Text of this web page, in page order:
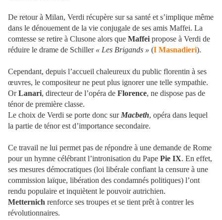
De retour à Milan, Verdi récupère sur sa santé et s’implique même
dans le dénouement de la vie conjugale de ses amis Maffei. La
comtesse se retire à Clusone alors que Maffei propose à Verdi de
réduire le drame de Schiller « Les Brigands » (I Masnadieri).
Cependant, depuis l’accueil chaleureux du public florentin à ses
œuvres, le compositeur ne peut plus ignorer une telle sympathie.
OrLanari, directeur de l’opéra de Florence, ne dispose pas de
ténor de première classe.
Le choix de Verdi se porte donc sur Macbeth, opéra dans lequel
la partie de ténor est d’importance secondaire.
Ce travail ne lui permet pas de répondre à une demande de Rome
pour un hymne célébrant l’intronisation du Pape Pie IX. En effet,
ses mesures démocratiques (loi libérale confiant la censure à une
commission laïque, libération des condamnés politiques) l’ont
rendu populaire et inquiètent le pouvoir autrichien.
Metternich renforce ses troupes et se tient prêt à contrer les
révolutionnaires.